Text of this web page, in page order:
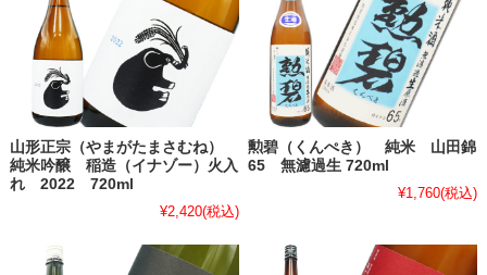
山形正宗（やまがたまさむね）
純米吟醸 稲造（イナゾー）火入
れ 2022 720ml
¥2,420(税込)
勲碧（くんぺき） 純米 山田錦
65 無濾過生 720ml
¥1,760(税込)